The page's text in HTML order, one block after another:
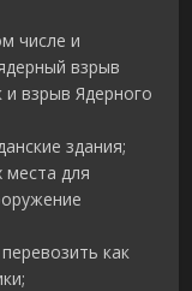
числе и
взрыв
взрыв Ядерного
здания;
места для
как